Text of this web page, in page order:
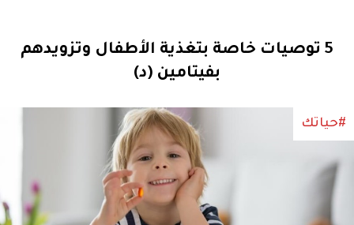
5 توصيات خاصة بتغذية الأطفال وتزويدهم
بفيتامين (د)
#حياتك